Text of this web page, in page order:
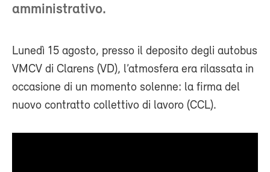
amministrativo.
Lunedì 15 agosto, presso il deposito degli autobus
VMCV di Clarens (VD), l’atmosfera era rilassata in
occasione di un momento solenne: la firma del
nuovo contratto collettivo di lavoro (CCL).